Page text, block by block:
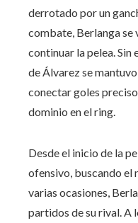
derrotado por un
combate, Berlanga
continuar la pelea.
de Álvarez se
conectar goles
dominio en el ring.
Desde el inicio de la
ofensivo, buscando el
varias ocasiones,
partidos de su rival. A